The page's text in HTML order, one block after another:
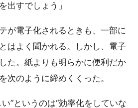
出すでしょう」
が電子化されるときも、一部に
はよく聞かれる。しかし、電子
た。紙よりも明らかに便利だか
次のように締めくくった。
い”というのは“効率化をしていな